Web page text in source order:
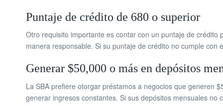
Puntaje de crédito de 680 o superior
Otro requisito importante es contar con un puntaje de
manera responsable. Si su puntaje de crédito no cumple
Generar $50,000 o más en depósitos
La SBA prefiere otorgar préstamos a negocios que generen
generar ingresos constantes. Si sus depósitos mensuales